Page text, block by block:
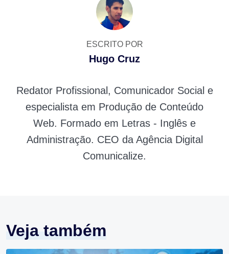
ESCRITO POR
Hugo Cruz
Redator Profissional, Comunicador Social e
especialista em Produção de Conteúdo
Web. Formado em Letras - Inglês e
Administração. CEO da Agência Digital
Comunicalize.
Veja também